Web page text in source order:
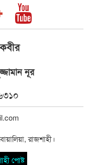
নূর
রাজশাহী।
পোষ্ট